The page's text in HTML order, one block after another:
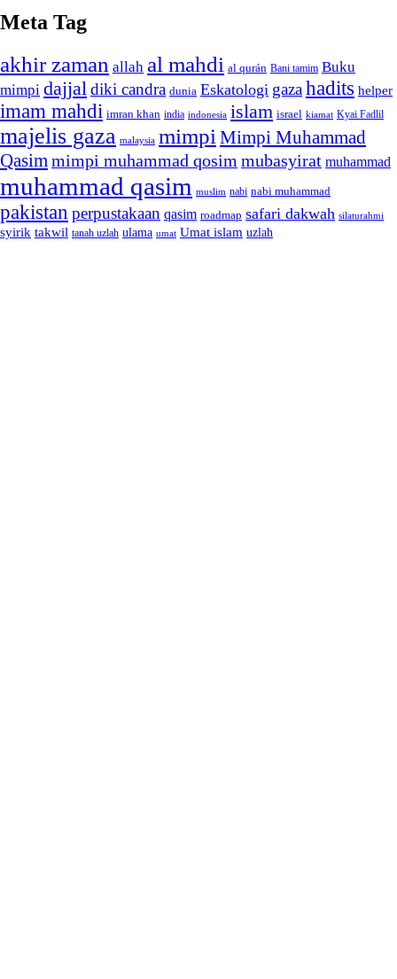
Meta Tag
akhir zaman allah al mahdi al qurán Bani tamim Buku
mimpi dajjaldiki candra dunia Eskatologi gazahadits helper
imam mahdi imran khan india indonesia islam israel kiamat Kyai Fadlil
majelis gaza malaysia mimpi Mimpi Muhammad
Qasimmimpi muhammad qosim mubasyirat muhammad
muhammad qasim muslim nabi nabi muhammad
pakistan perpustakaan qasim roadmap safari dakwah silaturahmi
syirik takwil tanah uzlah ulama umat Umat islam uzlah